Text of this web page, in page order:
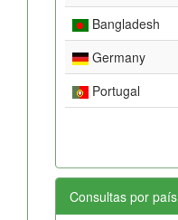
Bangladesh
Germany
Portugal
Consultas por país